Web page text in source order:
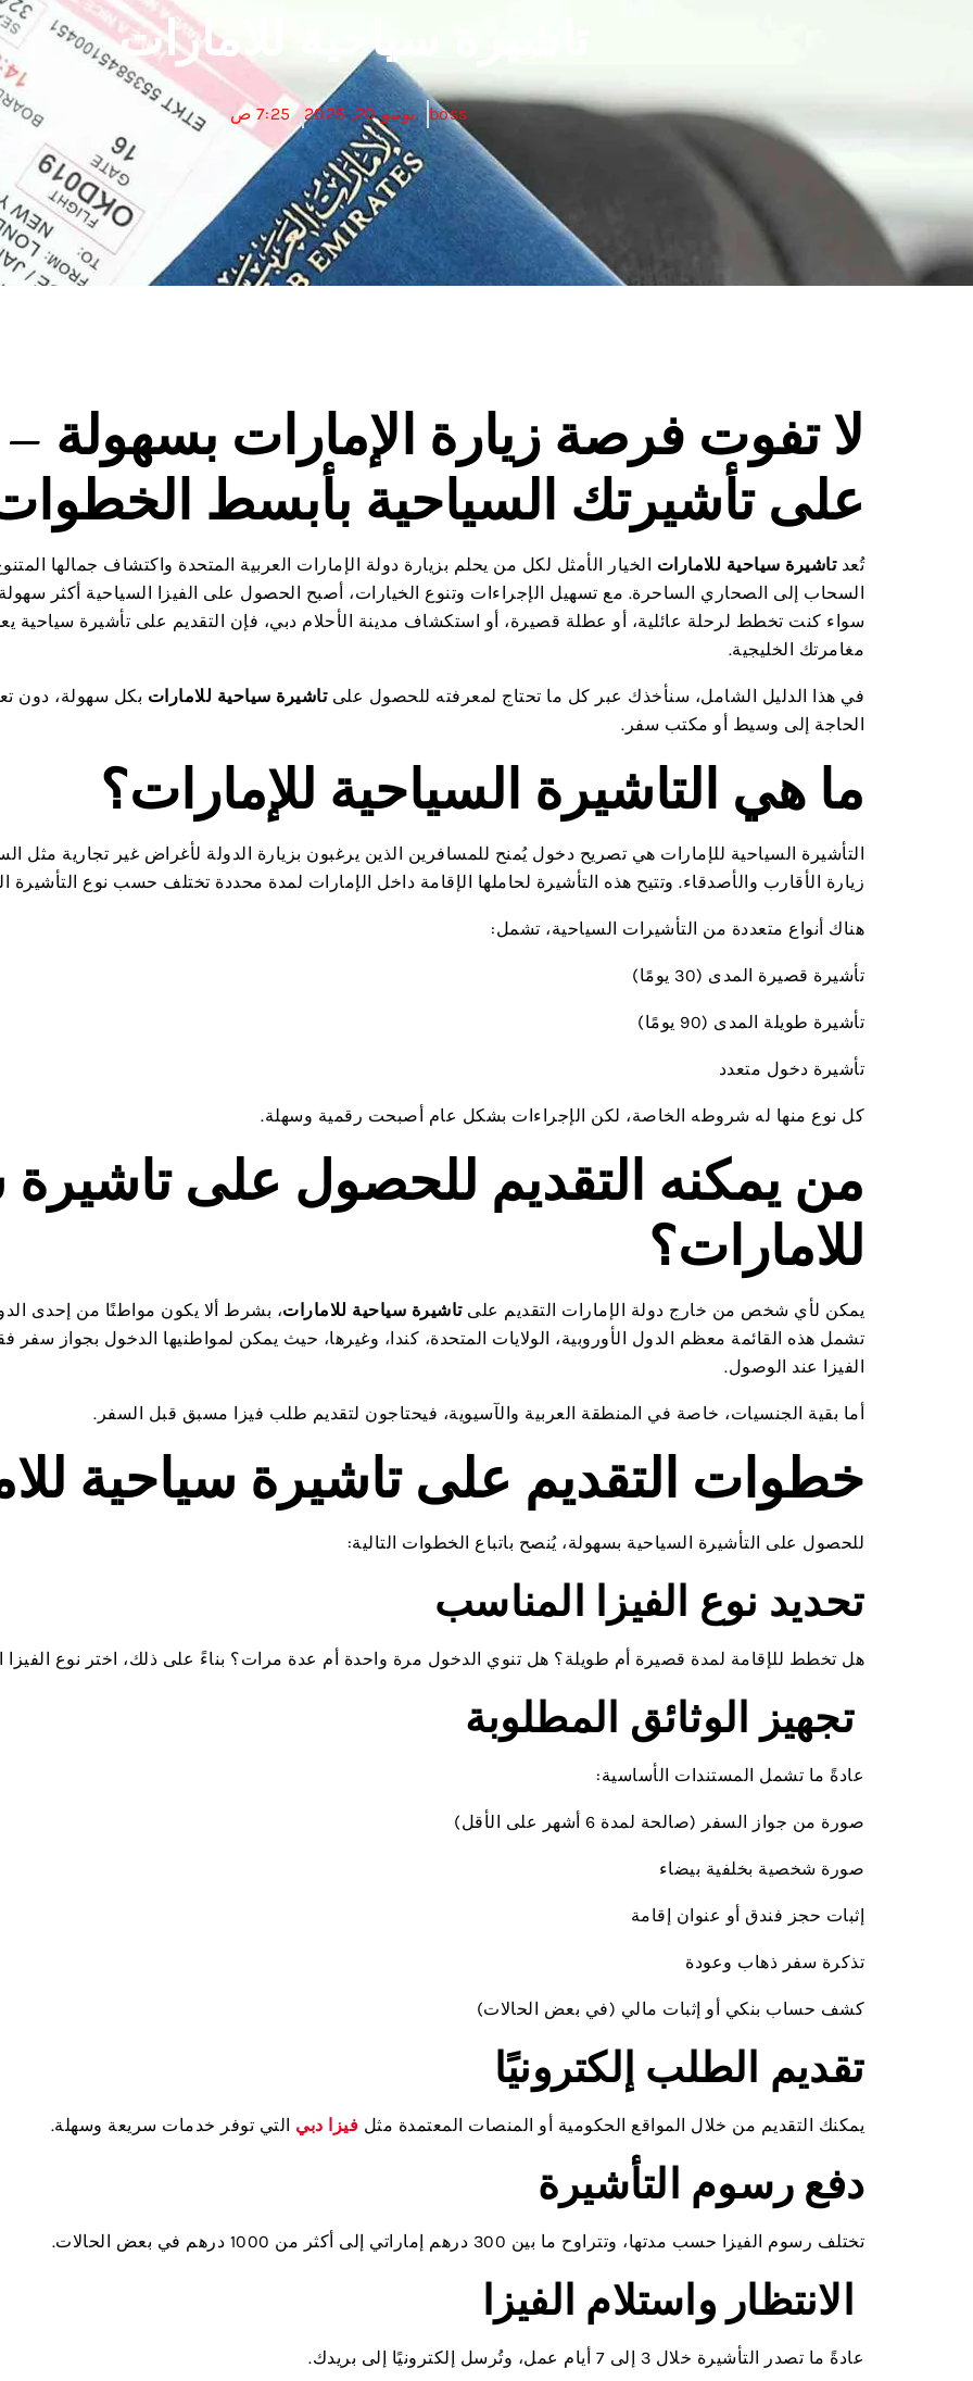
تاشيرة سياحية للامارات
boss يونيو 20, 2025 7:25 ص
لا تفوت فرصة زيارة الإمارات بسهولة
على تأشيرتك السياحية بأبسط
تُعدتاشيرة سياحية للامارات الخيار الأمثل لكل من يحلم بزيارة دولة الإمارات العربية المتحدة واكتشاف جمالها
السحاب إلى الصحاري الساحرة. مع تسهيل الإجراءات وتنوع الخيارات، أصبح الحصول على الفيزا السياحية أكثر
سواء كنت تخطط لرحلة عائلية، أو عطلة قصيرة، أو استكشاف مدينة الأحلام دبي، فإن التقديم على تأشيرة سياحية
مغامرتك الخليجية.
في هذا الدليل الشامل، سنأخذك عبر كل ما تحتاج لمعرفته للحصول علىتاشيرة سياحية للامارات بكل سهولة، دون
الحاجة إلى وسيط أو مكتب سفر.
ما هي التاشيرة السياحية للإمارات؟
التأشيرة السياحية للإمارات هي تصريح دخول يُمنح للمسافرين الذين يرغبون بزيارة الدولة لأغراض غير تجارية مثل
زيارة الأقارب والأصدقاء. وتتيح هذه التأشيرة لحاملها الإقامة داخل الإمارات لمدة محددة تختلف حسب نوع التأشيرة
هناك أنواع متعددة من التأشيرات السياحية، تشمل:
تأشيرة قصيرة المدى (30 يومًا)
تأشيرة طويلة المدى (90 يومًا)
تأشيرة دخول متعدد
كل نوع منها له شروطه الخاصة، لكن الإجراءات بشكل عام أصبحت رقمية وسهلة.
من يمكنه التقديم للحصول على تاشيرة
للامارات؟
يمكن لأي شخص من خارج دولة الإمارات التقديم علىتاشيرة سياحية للامارات، بشرط ألا يكون مواطنًا من إحدى
تشمل هذه القائمة معظم الدول الأوروبية، الولايات المتحدة، كندا، وغيرها، حيث يمكن لمواطنيها الدخول بجواز
الفيزا عند الوصول.
أما بقية الجنسيات، خاصة في المنطقة العربية والآسيوية، فيحتاجون لتقديم طلب فيزا مسبق قبل السفر.
خطوات التقديم على تاشيرة سياحية
للحصول على التأشيرة السياحية بسهولة، يُنصح باتباع الخطوات التالية:
تحديد نوع الفيزا المناسب
هل تخطط للإقامة لمدة قصيرة أم طويلة؟ هل تنوي الدخول مرة واحدة أم عدة مرات؟ بناءً على ذلك، اختر نوع
تجهيز الوثائق المطلوبة
عادةً ما تشمل المستندات الأساسية:
صورة من جواز السفر (صالحة لمدة 6 أشهر على الأقل)
صورة شخصية بخلفية بيضاء
إثبات حجز فندق أو عنوان إقامة
تذكرة سفر ذهاب وعودة
كشف حساب بنكي أو إثبات مالي (في بعض الحالات)
تقديم الطلب إلكترونيًا
يمكنك التقديم من خلال المواقع الحكومية أو المنصات المعتمدة مثل فيزا دبي التي توفر خدمات سريعة وسهلة.
دفع رسوم التأشيرة
تختلف رسوم الفيزا حسب مدتها، وتتراوح ما بين 300 درهم إماراتي إلى أكثر من 1000 درهم في بعض الحالات.
الانتظار واستلام الفيزا
عادةً ما تصدر التأشيرة خلال 3 إلى 7 أيام عمل، وتُرسل إلكترونيًا إلى بريدك.